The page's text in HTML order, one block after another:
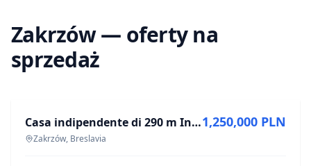
Zakrzów — oferty na
sprzedaż
Casa indipendente di 290 m Investimento ROI 8%
Zakrzów, Breslavia
1,250,000 PLN